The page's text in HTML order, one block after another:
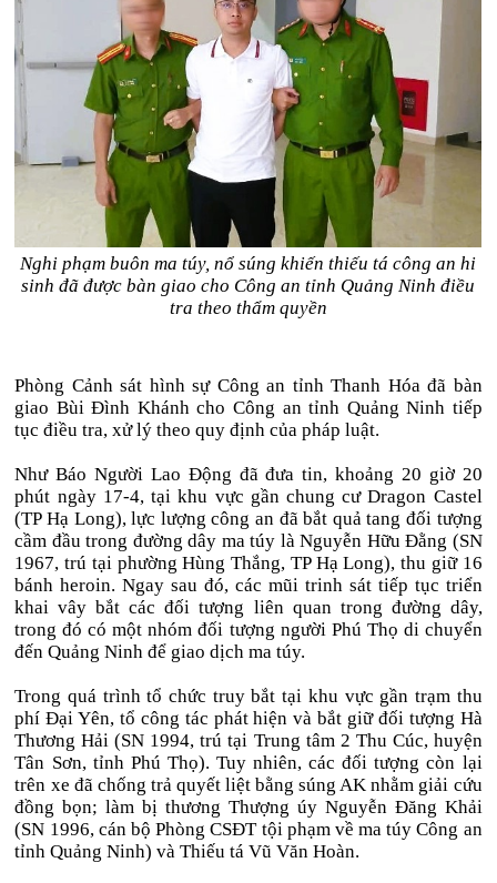
Nghi phạm buôn ma túy, nổ súng khiến thiếu tá công an hi
sinh đã được bàn giao cho Công an tỉnh Quảng Ninh điều
tra theo thẩm quyền
Phòng Cảnh sát hình sự Công an tỉnh Thanh Hóa đã bàn
giao Bùi Đình Khánh cho Công an tỉnh Quảng Ninh tiếp
tục điều tra, xử lý theo quy định của pháp luật.
Như Báo Người Lao Động đã đưa tin, khoảng 20 giờ 20
phút ngày 17-4, tại khu vực gần chung cư Dragon Castel
(TP Hạ Long), lực lượng công an đã bắt quả tang đối tượng
cầm đầu trong đường dây ma túy là Nguyễn Hữu Đằng (SN
1967, trú tại phường Hùng Thắng, TP Hạ Long), thu giữ 16
bánh heroin. Ngay sau đó, các mũi trinh sát tiếp tục triển
khai vây bắt các đối tượng liên quan trong đường dây,
trong đó có một nhóm đối tượng người Phú Thọ di chuyển
đến Quảng Ninh để giao dịch ma túy.
Trong quá trình tổ chức truy bắt tại khu vực gần trạm thu
phí Đại Yên, tổ công tác phát hiện và bắt giữ đối tượng Hà
Thương Hải (SN 1994, trú tại Trung tâm 2 Thu Cúc, huyện
Tân Sơn, tỉnh Phú Thọ). Tuy nhiên, các đối tượng còn lại
trên xe đã chống trả quyết liệt bằng súng AK nhằm giải cứu
đồng bọn; làm bị thương Thượng úy Nguyễn Đăng Khải
(SN 1996, cán bộ Phòng CSĐT tội phạm về ma túy Công an
tỉnh Quảng Ninh) và Thiếu tá Vũ Văn Hoàn.